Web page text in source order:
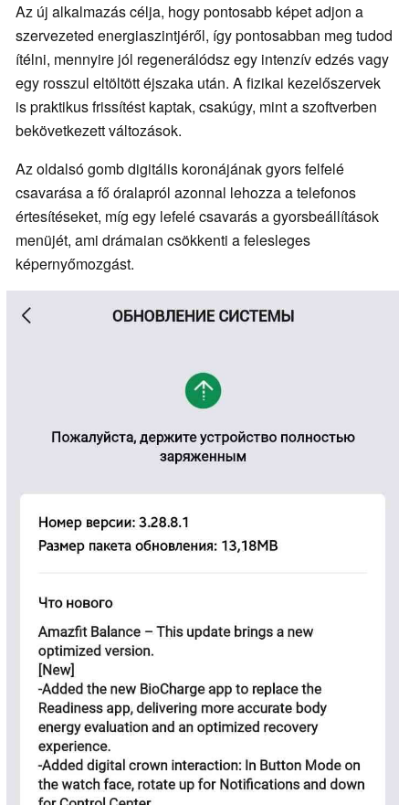
Az új alkalmazás célja, hogy pontosabb képet adjon a
szervezeted energiaszintjéről, így pontosabban meg tudod
ítélni, mennyire jól regenerálódsz egy intenzív edzés vagy
egy rosszul eltöltött éjszaka után. A fizikai kezelőszervek
is praktikus frissítést kaptak, csakúgy, mint a szoftverben
bekövetkezett változások.
Az oldalsó gomb digitális koronájának gyors felfelé
csavarása a fő óralapról azonnal lehozza a telefonos
értesítéseket, míg egy lefelé csavarás a gyorsbeállítások
menüjét, ami drámaian csökkenti a felesleges
képernyőmozgást.